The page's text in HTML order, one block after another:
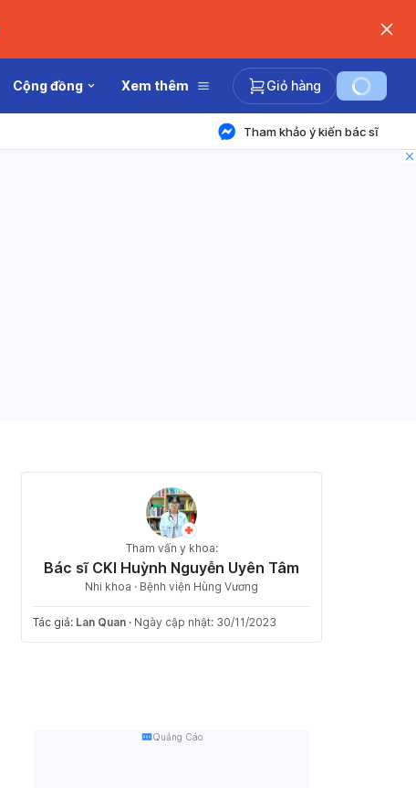
Cộng đồng Xem thêm Giỏ hàng
Tham khảo ý kiến bác sĩ
Tham vấn y khoa:
Bác sĩ CKI Huỳnh Nguyễn Uyên Tâm
Nhi khoa · Bệnh viện Hùng Vương
Tác giả: Lan Quan · Ngày cập nhật: 30/11/2023
Quảng Cáo